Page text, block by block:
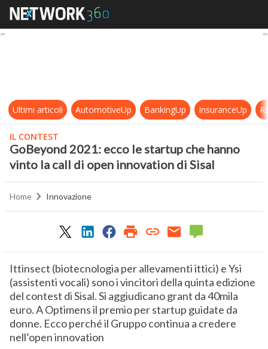
GoBeyond 2021: ecco le startup
Ultimi articoli AutomotiveUp BankingUp InsuranceUp
IL CONTEST
GoBeyond 2021: ecco le startup che hanno
vinto la call di open innovation di Sisal
Home Innovazione
Ittinsect (biotecnologia per allevamenti ittici) e Ysi
(assistenti vocali) sono i vincitori della quinta edizione
del contest di Sisal. Si aggiudicano grant da 40mila
euro. A Optimens il premio per startup guidate da
donne. Ecco perché il Gruppo continua a credere
nell’open innovation